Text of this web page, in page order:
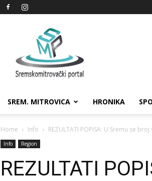
Sremskomitrovački
portal
SREM. MITROVICA HRONIKA
Home Info REZULTATI POPISA: U Sremu se
Info Region
REZULTATI